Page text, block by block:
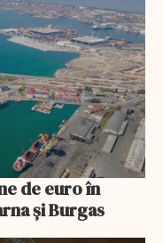
de euro în
și Burgas